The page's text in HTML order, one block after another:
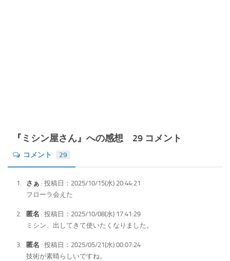
『ミシン屋さん』への感想 29 コメント
コメント 29
さぁ : 投稿日：2025/10/15(水) 20:44:21
フローラ会えた
匿名 : 投稿日：2025/10/08(水) 17:41:29
ミシン、出してきて使いたくなりました。
匿名 : 投稿日：2025/05/21(水) 00:07:24
技術が素晴らしいですね。